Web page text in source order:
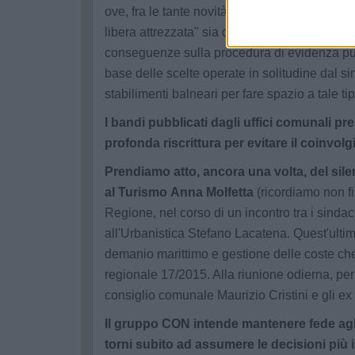
ove, fra le tante novità, si è avuto modo di
libera attrezzata" sia destinato a venir
conseguenze sulla procedura di evidenza
base delle scelte operate in solitudine dal
stabilimenti balneari per fare spazio a tale
I bandi pubblicati dagli uffici comunali
profonda riscrittura per evitare il
Prendiamo atto, ancora una volta, del
al Turismo Anna Molfetta (ricordiamo non
Regione, nel corso di un incontro tra i
all'Urbanistica Stefano Lacatena.
demanio marittimo e gestione delle coste
regionale 17/2015. Alla riunione odierna,
consiglio comunale Maurizio Cristini e gli
Il gruppo CON intende mantenere fede
torni subito ad assumere le decisioni più